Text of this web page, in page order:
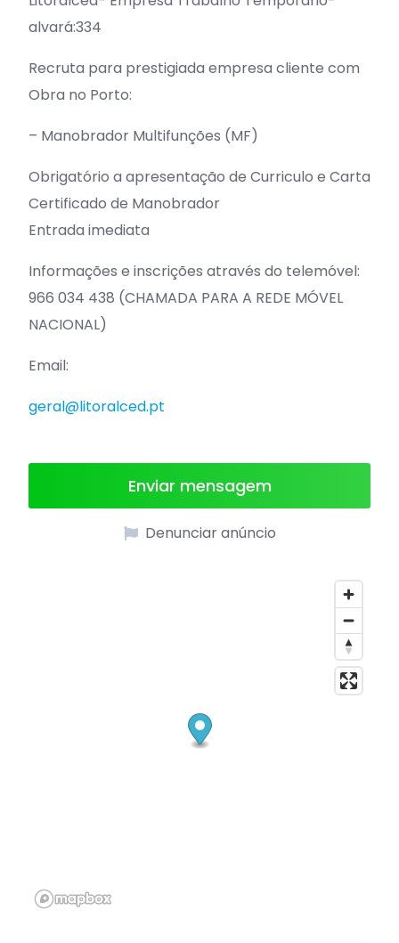
alvará:334
Recruta para prestigiada empresa cliente com
Obra no Porto:
– Manobrador Multifunções (MF)
Obrigatório a apresentação de Curriculo e Carta
Certificado de Manobrador
Entrada imediata
Informações e inscrições através do telemóvel:
966 034 438 (CHAMADA PARA A REDE MÓVEL
NACIONAL)
Email:
geral@litoralced.pt
Enviar mensagem
Denunciar anúncio